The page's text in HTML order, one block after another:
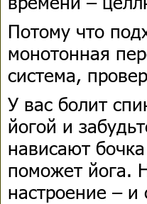
Потому что
монотонная
система,
У вас болит
йогой и
нависают
поможет йога.
настроение – и